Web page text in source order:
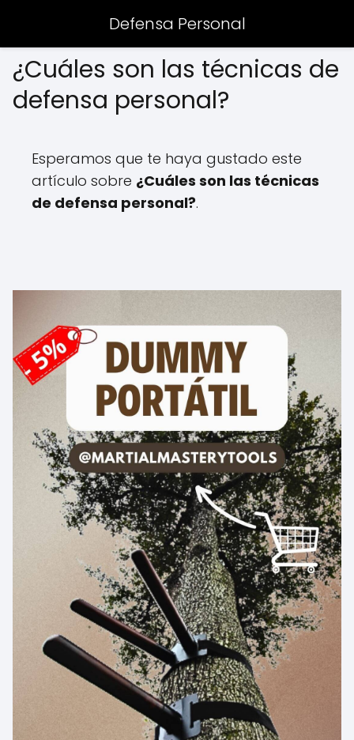
Defensa Personal
¿Cuáles son las técnicas de
defensa personal?
Esperamos que te haya gustado este
artículo sobre ¿Cuáles son las técnicas
de defensa personal?.